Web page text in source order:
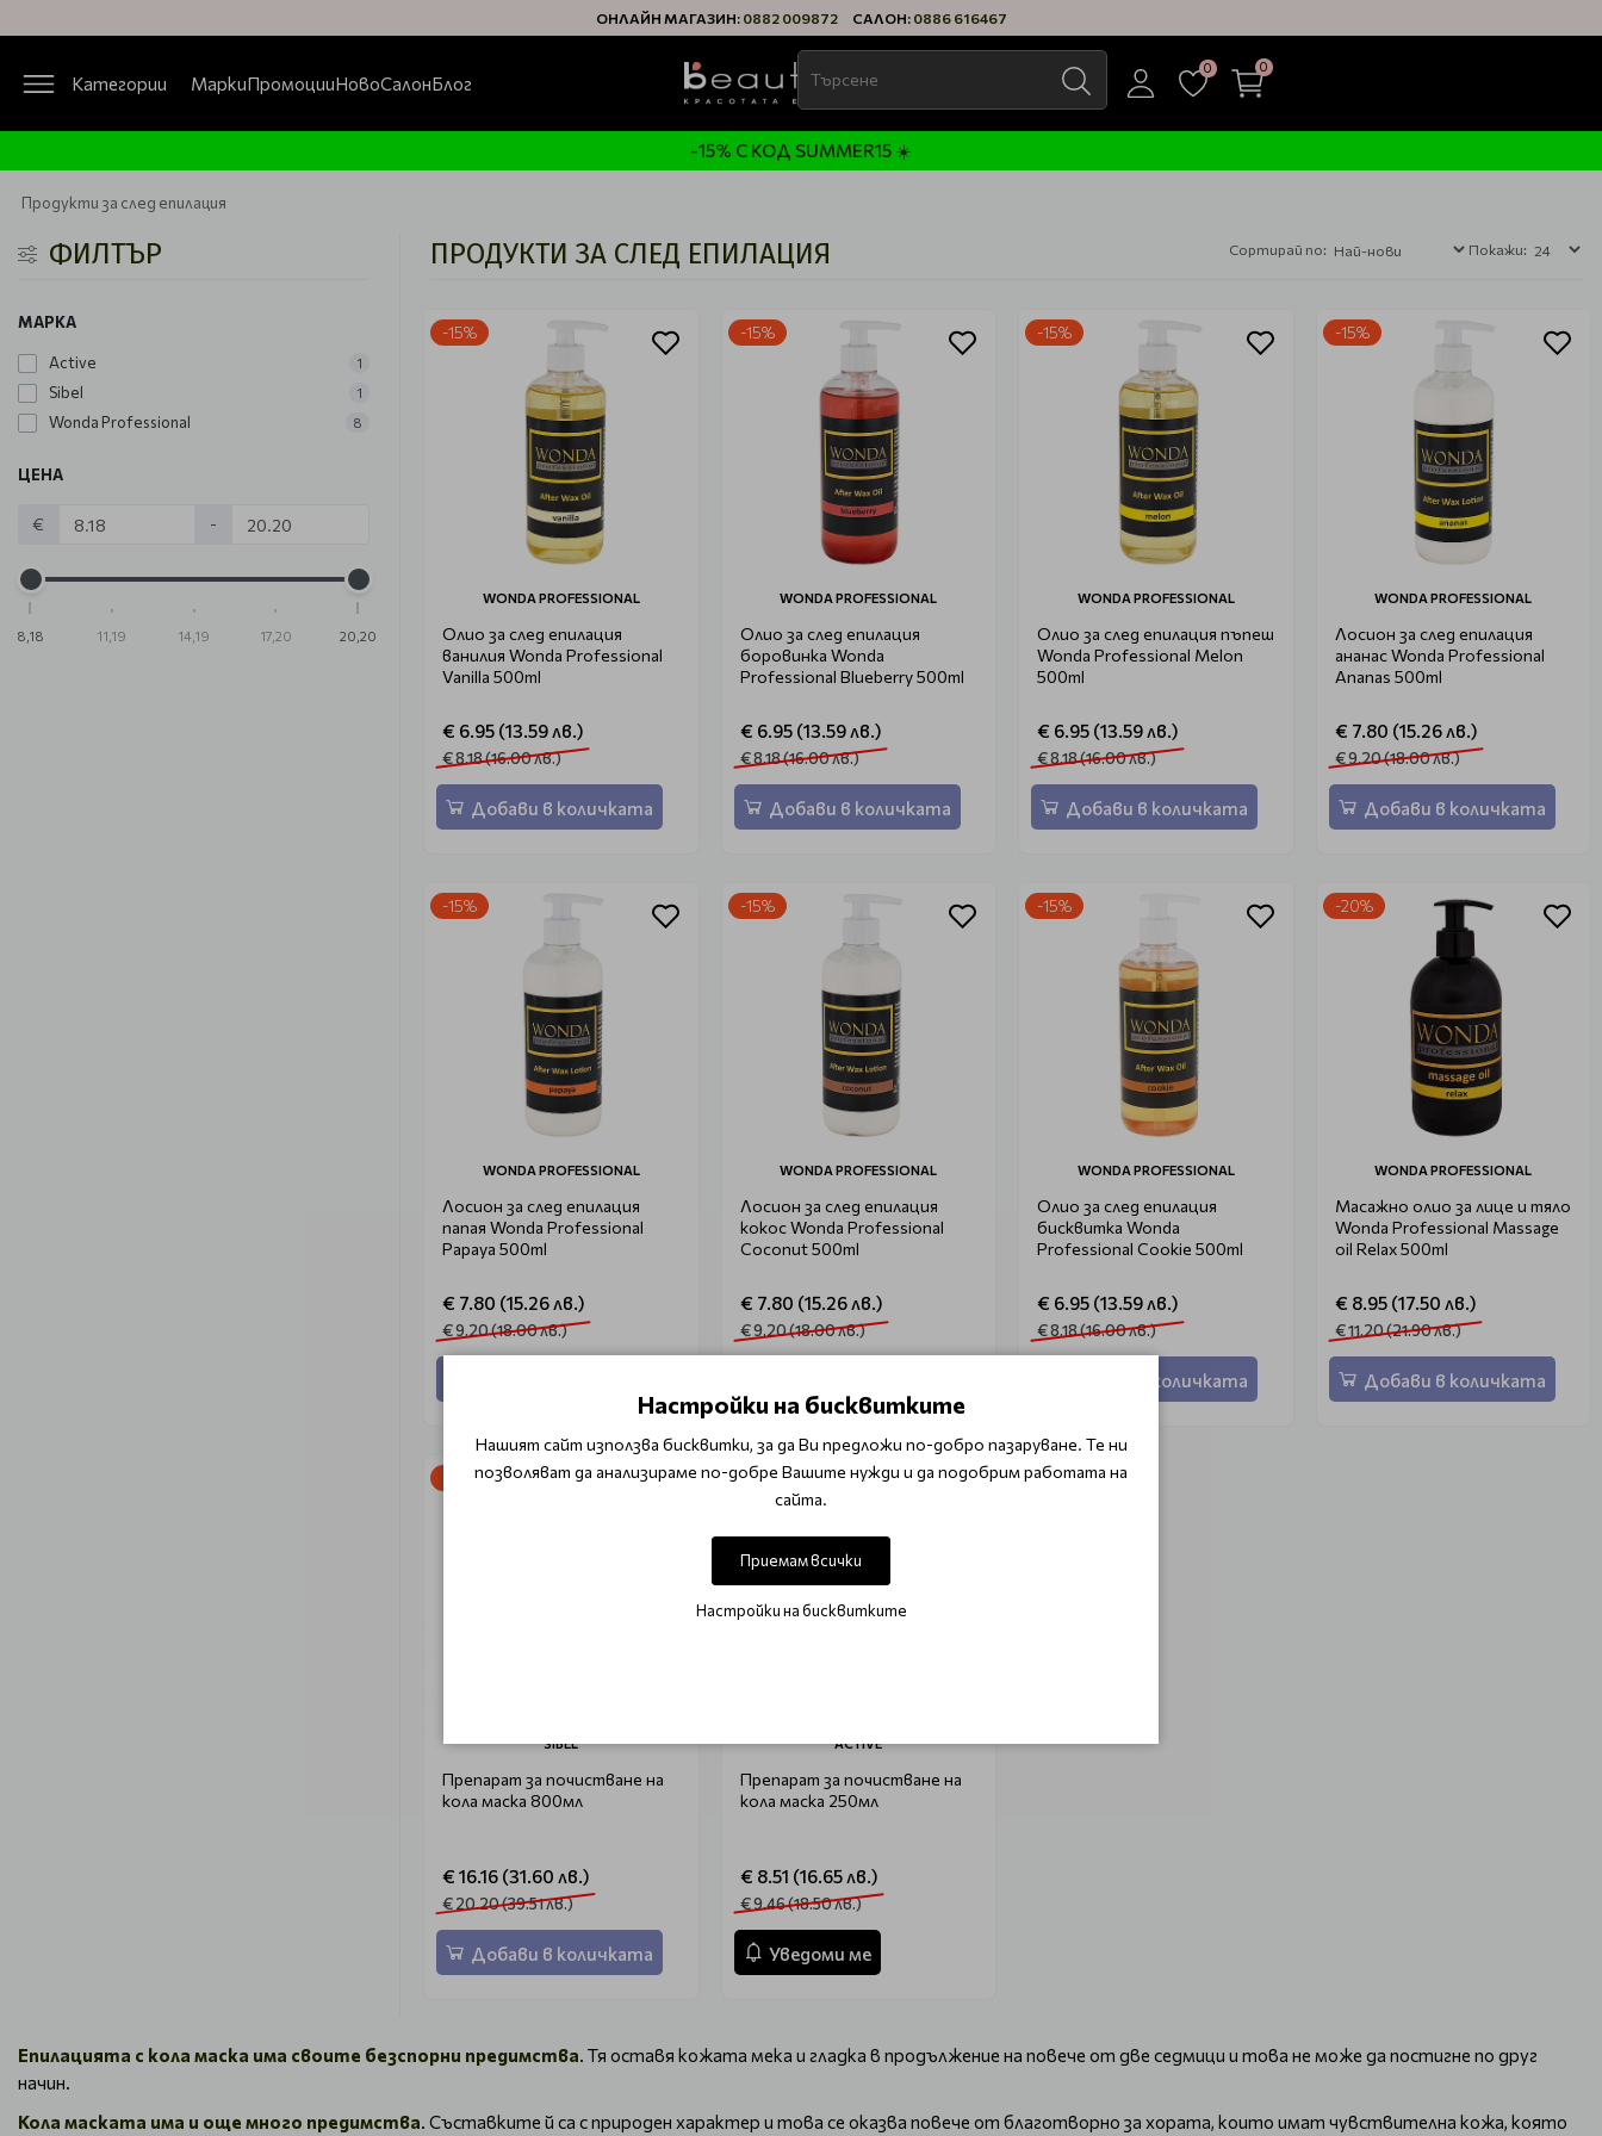
ОНЛАЙН МАГАЗИН: 0882 009872 САЛОН: 0886 616467
Категории МаркиПромоцииНовоСалонБлог
0 0
-15% С КОД SUMMER15 ☀️
Продукти за след епилация
ФИЛТЪР
МАРКА
Active 1
Sibel 1
Wonda Professional 8
ЦЕНА
€ -
8,18 11,19 14,19 17,20 20,20
ПРОДУКТИ ЗА СЛЕД ЕПИЛАЦИЯ Сортирай по: Покажи:
-15%
WONDA PROFESSIONAL
Олио за след епилация
ванилия Wonda Professional
Vanilla 500ml
€ 6.95 (13.59 лв.)
€ 8.18 (16.00 лв.)
Добави в количката
-15%
WONDA PROFESSIONAL
Олио за след епилация
боровинка Wonda
Professional Blueberry 500ml
€ 6.95 (13.59 лв.)
€ 8.18 (16.00 лв.)
Добави в количката
-15%
WONDA PROFESSIONAL
Олио за след епилация пъпеш
Wonda Professional Melon
500ml
€ 6.95 (13.59 лв.)
€ 8.18 (16.00 лв.)
Добави в количката
-15%
WONDA PROFESSIONAL
Лосион за след епилация
ананас Wonda Professional
Ananas 500ml
€ 7.80 (15.26 лв.)
€ 9.20 (18.00 лв.)
Добави в количката
-15%
WONDA PROFESSIONAL
Лосион за след епилация
папая Wonda Professional
Papaya 500ml
€ 7.80 (15.26 лв.)
€ 9.20 (18.00 лв.)
-15%
WONDA PROFESSIONAL
Лосион за след епилация
кокос Wonda Professional
Coconut 500ml
€ 7.80 (15.26 лв.)
€ 9.20 (18.00 лв.)
-15%
WONDA PROFESSIONAL
Олио за след епилация
бисквитка Wonda
Professional Cookie 500ml
€ 6.95 (13.59 лв.)
€ 8.18 (16.00 лв.)
Добави в количката
-20%
WONDA PROFESSIONAL
Масажно олио за лице и тяло
Wonda Professional Massage
oil Relax 500ml
€ 8.95 (17.50 лв.)
€ 11.20 (21.90 лв.)
Добави в количката
-20%
SIBEL
Препарат за почистване на
кола маска 800мл
€ 16.16 (31.60 лв.)
€ 20.20 (39.51 лв.)
Добави в количката
-10%
Очаква доставка
ACTIVE
Препарат за почистване на
кола маска 250мл
€ 8.51 (16.65 лв.)
€ 9.46 (18.50 лв.)
Уведоми ме
Епилацията с кола маска има своите безспорни предимства . Тя оставя кожата мека и гладка в продължение на повече от две седмици и това не може да постигне по друг
начин.
Кола маската има и още много предимства . Съставките й са с природен характер и това се оказва повече от благотворно за хората, които имат чувствителна кожа, която
Настройки на бисквитките
Нашият сайт използва бисквитки, за да Ви предложи по-добро пазаруване. Те ни
позволяват да анализираме по-добре Вашите нужди и да подобрим работата на
сайта.
Приемам всички
Настройки на бисквитките